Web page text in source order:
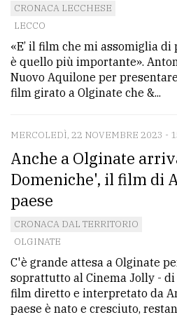
Ricerca
avanzata
LE
ALTRE
TESTATE
Privacy
policy
Cookie
policy
CRONACA LECCHESE
LECCO
«E’ il film che mi assomiglia di
è quello più importante».
Nuovo Aquilone per
film girato a Olginate che &...
MERCOLEDÌ, 22 NOVEMBRE 2023 -
Anche a Olginate
Domeniche', il film di
paese
CRONACA DAL TERRITORIO
OLGINATE
C'è grande attesa a Olginate
soprattutto al Cinema Jolly - di
film diretto e interpretato da
paese è nato e cresciuto,